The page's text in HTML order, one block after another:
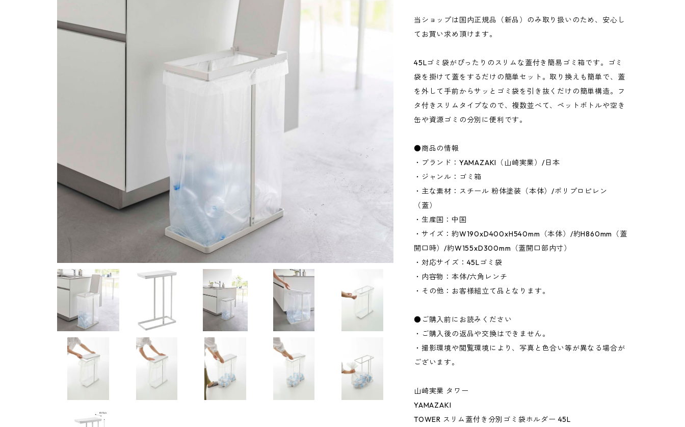
当ショップは国内正規品（新品）のみ取り扱いのため、安心し
てお買い求め頂けます。
45Lゴミ袋がぴったりのスリムな蓋付き簡易ゴミ箱です。ゴミ
袋を掛けて蓋をするだけの簡単セット。取り換えも簡単で、蓋
を外して手前からサッとゴミ袋を引き抜くだけの簡単構造。フ
タ付きスリムタイプなので、複数並べて、ペットボトルや空き
缶や資源ゴミの分別に便利です。
●商品の情報
・ブランド：YAMAZAKI（山崎実業）/日本
・ジャンル：ゴミ箱
・主な素材：スチール 粉体塗装（本体）/ポリプロピレン
（蓋）
・生産国：中国
・サイズ：約W190xD400xH540mm（本体）/約H860mm（蓋
開口時）/約W155xD300mm（蓋開口部内寸）
・対応サイズ：45Lゴミ袋
・内容物：本体/六角レンチ
・その他：お客様組立て品となります。
●ご購入前にお読みください
・ご購入後の返品や交換はできません。
・撮影環境や閲覧環境により、写真と色合い等が異なる場合が
ございます。
山崎実業 タワー
YAMAZAKI
TOWER スリム蓋付き分別ゴミ袋ホルダー 45L